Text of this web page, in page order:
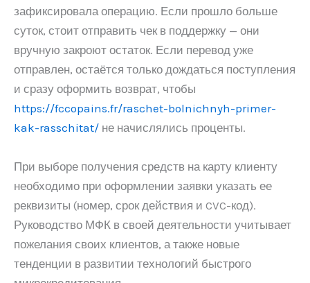
зафиксировала операцию. Если прошло больше
суток, стоит отправить чек в поддержку — они
вручную закроют остаток. Если перевод уже
отправлен, остаётся только дождаться поступления
и сразу оформить возврат, чтобы
https://fccopains.fr/raschet-bolnichnyh-primer-
kak-rasschitat/ не начислялись проценты.
При выборе получения средств на карту клиенту
необходимо при оформлении заявки указать ее
реквизиты (номер, срок действия и CVC-код).
Руководство МФК в своей деятельности учитывает
пожелания своих клиентов, а также новые
тенденции в развитии технологий быстрого